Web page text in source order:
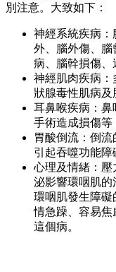
別注意。大致如下：
神經系統疾病
外、腦外傷、腦
病、腦幹損傷、
神經肌肉疾病：
狀腺毒性肌病及
耳鼻喉疾病：
手術造成損傷等
胃酸倒流：倒流
引起吞噬功能障
心理及情緒：壓
泌影響環咽肌
環咽肌發生障礙
情急躁、容易焦
這個病。